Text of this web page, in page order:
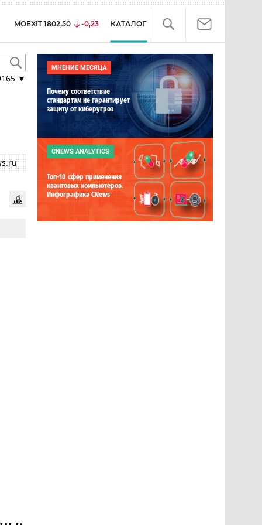
MOEXIT 1802,50 -0,23 КАТАЛОГ
▼
МНЕНИЕ МЕСЯЦА
Почему соответствие
стандартам не гарантирует
защиту от киберугроз
CNEWS ANALYTICS
Топ-10 сфер применения
квантовых компьютеров.
Инфографика CNews